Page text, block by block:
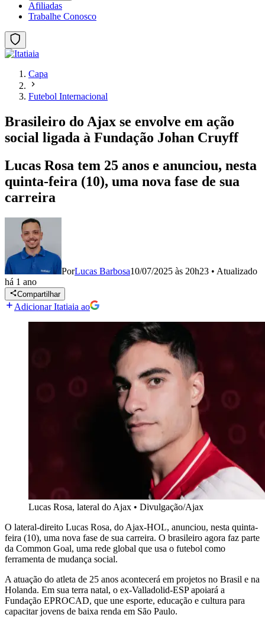
Afiliadas
Trabalhe Conosco
Capa
Futebol Internacional
Brasileiro do Ajax se envolve em ação
social ligada à Fundação Johan Cruyff
Lucas Rosa tem 25 anos e anunciou, nesta
quinta-feira (10), uma nova fase de sua
carreira
PorLucas Barbosa10/07/2025 às 20h23 • Atualizado
há 1 ano
Compartilhar
Adicionar Itatiaia ao
Lucas Rosa, lateral do Ajax • Divulgação/Ajax
O lateral-direito Lucas Rosa, do Ajax-HOL, anunciou, nesta quinta-
feira (10), uma nova fase de sua carreira. O brasileiro agora faz parte
da Common Goal, uma rede global que usa o futebol como
ferramenta de mudança social.
A atuação do atleta de 25 anos acontecerá em projetos no Brasil e na
Holanda. Em sua terra natal, o ex-Valladolid-ESP apoiará a
Fundação EPROCAD, que une esporte, educação e cultura para
capacitar jovens de baixa renda em São Paulo.